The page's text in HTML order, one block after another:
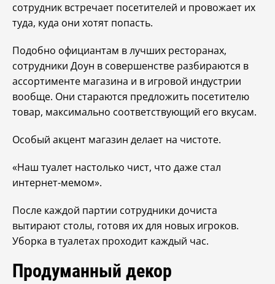
сотрудник встречает посетителей и провожает их
туда, куда они хотят попасть.
Подобно официантам в лучших ресторанах,
сотрудники Доун в совершенстве разбираются в
ассортименте магазина и в игровой индустрии
вообще. Они стараются предложить посетителю
товар, максимально соответствующий его вкусам.
Особый акцент магазин делает на чистоте.
«Наш туалет настолько чист, что даже стал
интернет-мемом».
После каждой партии сотрудники дочиста
вытирают столы, готовя их для новых игроков.
Уборка в туалетах проходит каждый час.
Продуманный декор